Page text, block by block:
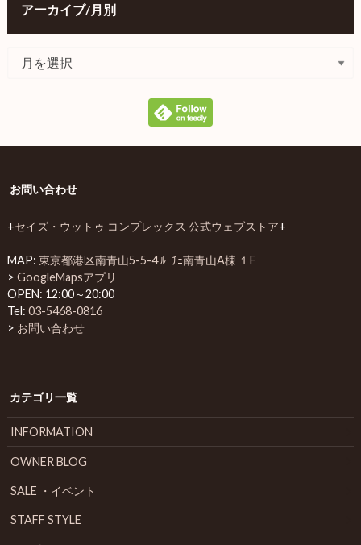
アーカイブ/月別
お問い合わせ
+セイズ・ウットゥ コンプレックス 公式ウェブストア+
MAP: 東京都港区南青山5-5-4 ﾙｰﾁｪ南青山A棟 １F
> GoogleMapsアプリ
OPEN: 12:00～20:00
Tel: 03-5468-0816
> お問い合わせ
カテゴリ一覧
INFORMATION
OWNER BLOG
SALE ・イベント
STAFF STYLE